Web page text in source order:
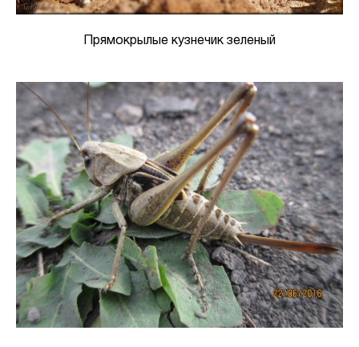
Прямокрылые кузнечик зеленый